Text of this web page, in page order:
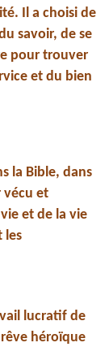
Il a choisi de
savoir, de se
pour trouver
et du bien
la Bible, dans
vécu et
et de la vie
les
lucratif de
héroïque